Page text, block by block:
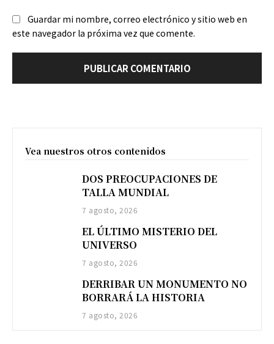
Guardar mi nombre, correo electrónico y sitio web en
este navegador la próxima vez que comente.
Vea nuestros otros contenidos
DOS PREOCUPACIONES DE
TALLA MUNDIAL
7 agosto, 2026
EL ÚLTIMO MISTERIO DEL
UNIVERSO
7 agosto, 2026
DERRIBAR UN MONUMENTO NO
BORRARÁ LA HISTORIA
7 agosto, 2026